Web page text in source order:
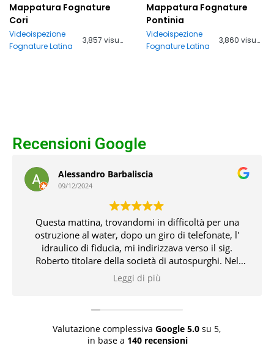
Mappatura Fognature
Cori
Videoispezione
Fognature Latina
3,857 visualizzazioni
Mappatura Fognature
Pontinia
Videoispezione
Fognature Latina
3,860 visualizzazioni
Recensioni Google
Alessandro Barbaliscia
09/12/2024
mattina, trovandomi in difficoltà per una
al water, dopo un giro di telefonate, l'
di fiducia, mi indirizzava verso il sig.
titolare della società di autospurghi. Nel
il suddetto, unitamente all' idraulico,
l' inconveniente che non pochi problemi
delle problematiche e delle relative
soluzioni. Bravissimi entrambi 👏👏👏👍
Leggi di più
Valutazione complessiva Google 5.0su 5,
in base a 140 recensioni